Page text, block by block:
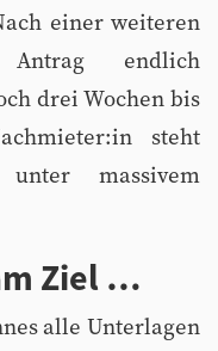
einer weiteren
endlich
drei Wochen bis
steht
massivem
Ziel …
alle Unterlagen